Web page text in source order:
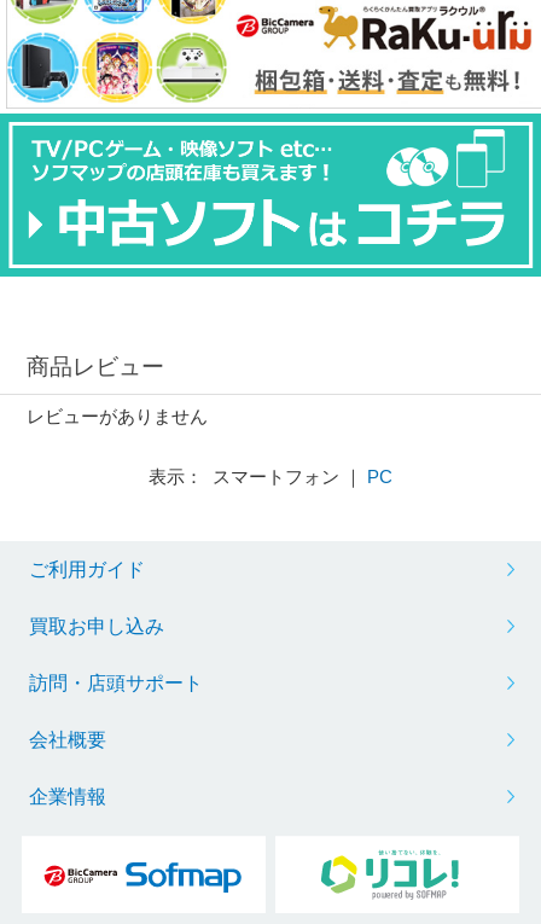
商品レビュー
レビューがありません
表示： スマートフォン ｜ PC
ご利用ガイド
買取お申し込み
訪問・店頭サポート
会社概要
企業情報